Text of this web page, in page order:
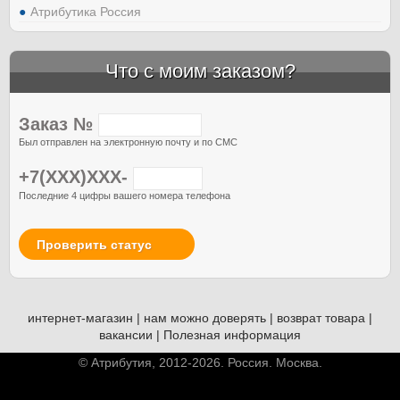
Атрибутика Россия
Что с моим заказом?
Заказ №
Был отправлен на электронную почту и по СМС
+7(XXX)XXX-
Последние 4 цифры вашего номера телефона
Проверить статус
интернет-магазин | нам можно доверять | возврат товара |
вакансии | Полезная информация
© Атрибутия, 2012-2026. Россия. Москва.